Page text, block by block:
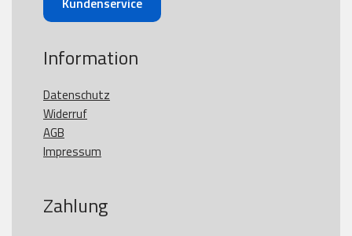
Information
Datenschutz
Widerruf
AGB
Impressum
Zahlung